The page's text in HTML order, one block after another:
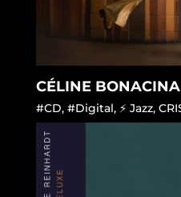
CÉLINE
#CD, #Digital, ⚡ Jazz,